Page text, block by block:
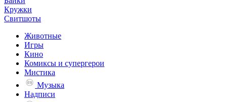
Кружки
Свитшоты
Животные
Игры
Кино
Комиксы и супергерои
Мистика
Музыка
Надписи